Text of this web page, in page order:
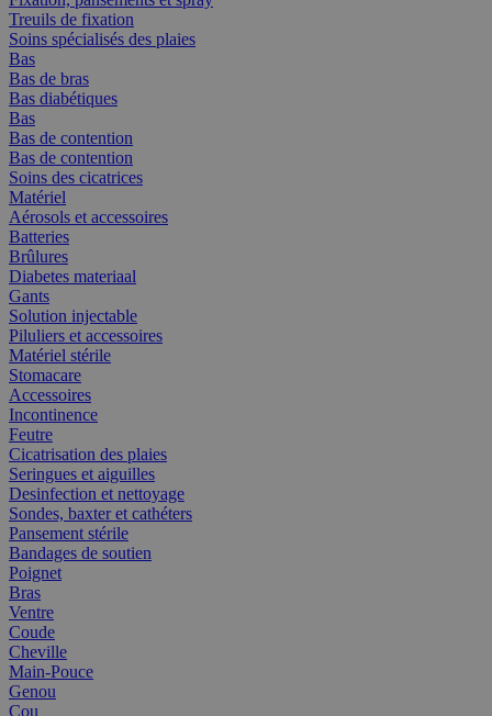
Treuils de fixation
Soins spécialisés des plaies
Bas
Bas de bras
Bas diabétiques
Bas
Bas de contention
Bas de contention
Soins des cicatrices
Matériel
Aérosols et accessoires
Batteries
Brûlures
Diabetes materiaal
Gants
Solution injectable
Piluliers et accessoires
Matériel stérile
Stomacare
Accessoires
Incontinence
Feutre
Cicatrisation des plaies
Seringues et aiguilles
Desinfection et nettoyage
Sondes, baxter et cathéters
Pansement stérile
Bandages de soutien
Poignet
Bras
Ventre
Coude
Cheville
Main-Pouce
Genou
Cou